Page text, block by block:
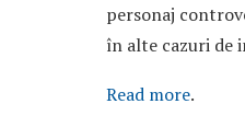
personaj
în alte cazuri de
Read more.